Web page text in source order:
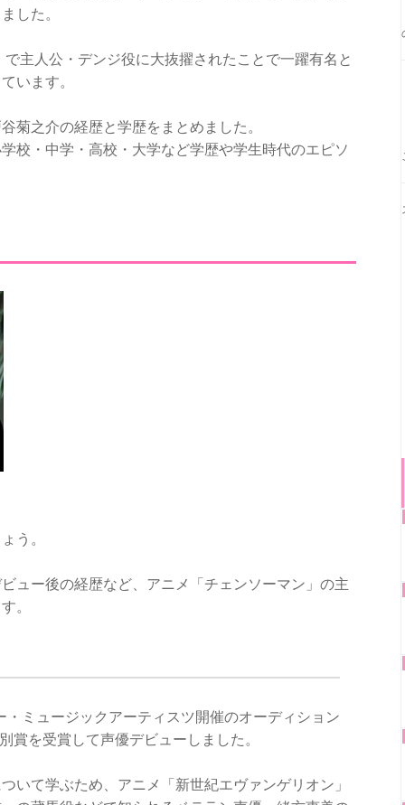
した。
主人公・デンジ役に大抜擢されたことで一躍有名と
います。
菊之介の経歴と学歴をまとめました。
校・中学・高校・大学など学歴や学生時代のエピソ
う。
ュー後の経歴など、アニメ「チェンソーマン」の主
。
ミュージックアーティスツ開催のオーディション
賞を受賞して声優デビューしました。
いて学ぶため、アニメ「新世紀エヴァンゲリオン」